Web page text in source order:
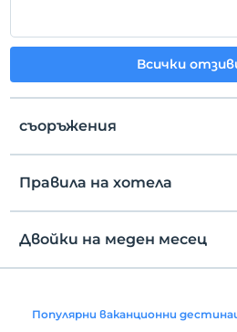
Всички
съоръжения
Безплатно wifi
Правила на хотела
настаняване
След 14:00
Разгледайте
домашен любимец
Двойки на меден месец
декорация на
Популярни ваканционни